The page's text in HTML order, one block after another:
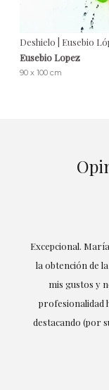
Deshielo | Eusebio
Eusebio Lopez
90 x 100 cm
Excepcional.
la obtención de
mis gustos y
profesionalidad
destacando (por